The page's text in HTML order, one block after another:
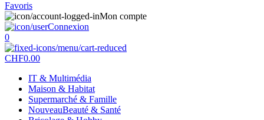
Favoris
Mon compte
Connexion
0
CHF0.00
IT & Multimédia
Maison & Habitat
Supermarché & Famille
NouveauBeauté & Santé